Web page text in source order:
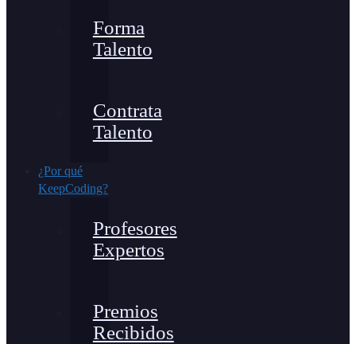
Forma
Talento
Contrata
Talento
¿Por qué
KeepCoding?
Profesores
Expertos
Premios
Recibidos